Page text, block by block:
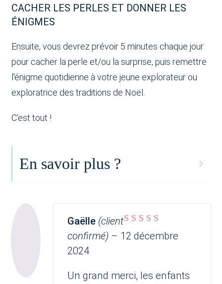
CACHER LES PERLES ET DONNER LES
ÉNIGMES
Ensuite, vous devrez prévoir 5 minutes chaque jour
pour cacher la perle et/ou la surprise, puis remettre
l'énigme quotidienne à votre jeune explorateur ou
exploratrice des traditions de Noël.
C'est tout !
En savoir plus ?
Note sur 5
Gaëlle (client
confirmé) – 12 décembre
2024
Un grand merci, les enfants